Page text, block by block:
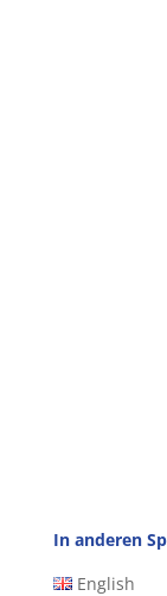
In anderen
English